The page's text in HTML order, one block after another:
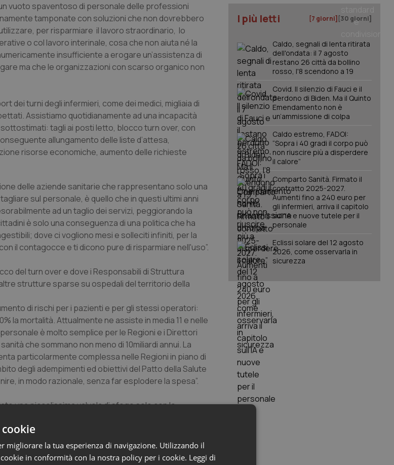
vuoto spaventoso di personale delle professioni
tamponate con soluzioni che non dovrebbero
per risparmiare il lavoro straordinario, lo
o col lavoro interinale, cosa che non aiuta né la
insufficiente a erogare un’assistenza di
ma che le organizzazioni con scarso organico non
dei turni degli infermieri, come dei medici, migliaia di
Assistiamo quotidianamente ad una incapacità
tagli ai posti letto, blocco turn over, con
allungamento delle liste d’attesa,
risorse economiche, aumento delle richieste
delle aziende sanitarie che rappresentano solo una
sul personale, è quello che in questi ultimi anni
ad un taglio dei servizi, peggiorando la
è solo una conseguenza di una politica che ha
dove ci vogliono mesi e solleciti infiniti, per la
il contagocce e ti dicono pure di risparmiare nell'uso”.
del turn over e dove i Responsabili di Struttura
strutture sparse su ospedali del territorio della
di rischi per i pazienti e per gli stessi operatori:
la mortalità. Attualmente ne assiste in media 11 e nelle
è molto semplice per le Regioni e i Direttori
che sommano non meno di 10miliardi annui. La
particolarmente complessa nelle Regioni in piano di
degli adempimenti ed obiettivi del Patto della Salute
in modo razionale, senza far esplodere la spesa”.
una piccolissima valvola di sfogo solo con le
aver dato dignità ad un lavoro stabile dopo tantissimi
in tutta Europa) e lavorano in situazioni di mancata
sovente di dover cominciare un turno dopo aver
I più letti [7 giorni] [30 giorni]
Caldo, segnali di lenta ritirata
dell'ondata: il 7 agosto
restano 26 città da bollino
rosso, l'8 scendono a 19
Covid. Il silenzio di Fauci e il
perdono di Biden. Ma il Quinto
Emendamento non è
un’ammissione di colpa
Caldo estremo, FADOI:
“Sopra i 40 gradi il corpo può
non riuscire più a disperdere
il calore”
Comparto Sanità. Firmato il
contratto 2025-2027.
Aumenti fino a 240 euro per
gli infermieri, arriva il capitolo
sull'IA e nuove tutele per il
personale
Eclissi solare del 12 agosto
2026, come osservarla in
sicurezza
migliorare la tua esperienza di navigazione. Utilizzando il
in conformità con la nostra policy per i cookie. Leggi di